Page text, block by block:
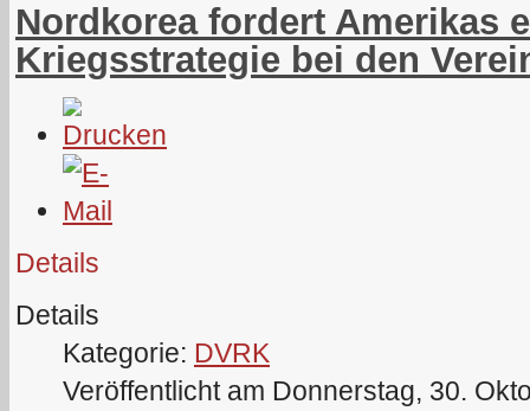
Nordkorea fordert Amerikas
Kriegsstrategie bei den
Details
Details
Kategorie: DVRK
Veröffentlicht am Donnerstag, 30.